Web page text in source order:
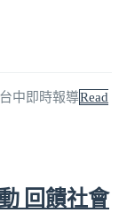
中即時報導Read
回饋社會